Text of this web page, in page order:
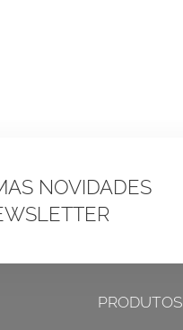
NOVIDADES
PRODUTOS